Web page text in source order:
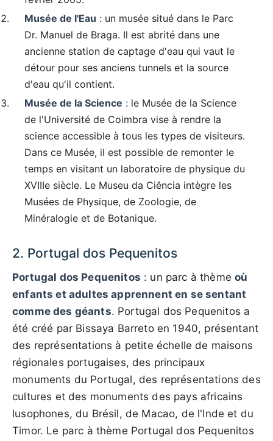
Musée de l'Eau : un musée situé dans le Parc
Dr. Manuel de Braga. Il est abrité dans une
ancienne station de captage d'eau qui vaut le
détour pour ses anciens tunnels et la source
d'eau qu'il contient.
Musée de la Science : le Musée de la Science
de l'Université de Coimbra vise à rendre la
science accessible à tous les types de visiteurs.
Dans ce Musée, il est possible de remonter le
temps en visitant un laboratoire de physique du
XVIIIe siècle. Le Museu da Ciência intègre les
Musées de Physique, de Zoologie, de
Minéralogie et de Botanique.
2. Portugal dos Pequenitos
Portugal dos Pequenitos : un parc à thèmeoù
enfants et adultes apprennent en se sentant
comme des géants. Portugal dos Pequenitos a
été créé par Bissaya Barreto en 1940, présentant
des représentations à petite échelle de maisons
régionales portugaises, des principaux
monuments du Portugal, des représentations des
cultures et des monuments des pays africains
lusophones, du Brésil, de Macao, de l'Inde et du
Timor. Le parc à thème Portugal dos Pequenitos